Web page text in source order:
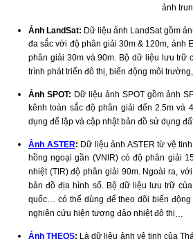
ảnh
Ảnh LandSat: Dữ liệu ảnh LandSat gồm
đa sắc với độ phân giải 30m & 120m, ảnh
phân giải 30m và 90m. Bộ dữ liệu lưu
trình phát triển đô thị, biến động môi
Ảnh SPOT: Dữ liệu ảnh SPOT gồm ảnh
kênh toàn sắc độ phân giải đến 2.5m
dụng để lập và cập nhật bản đồ sử dụng
Ảnh ASTER: Dữ liệu ảnh ASTER từ vệ
hồng ngoại gần (VNIR) có độ phân giải
nhiệt (TIR) độ phân giải 90m. Ngoài ra,
bản đồ địa hình số. Bộ dữ liệu lưu trữ
quốc… có thể dùng để theo dõi biến
nghiên cứu hiện tượng đảo nhiệt đô thị…
Ảnh THEOS: Là dữ liệu ảnh vệ tinh của